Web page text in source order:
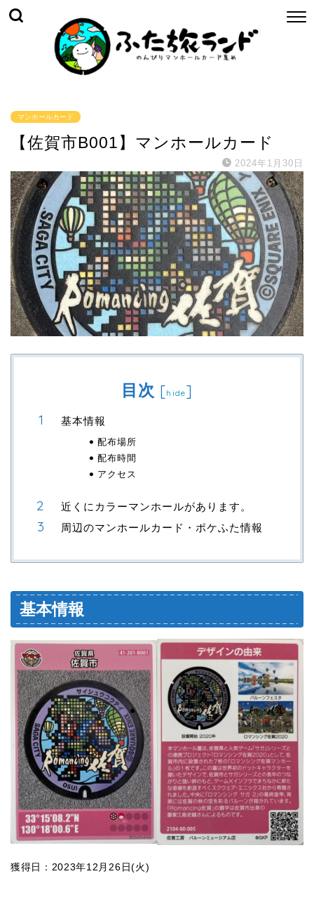
マンホールカード
【佐賀市B001】マンホールカード
2024年1月30日
目次 [hide]
基本情報
配布場所
配布時間
アクセス
近くにカラーマンホールがあります。
周辺のマンホールカード・ポケふた情報
基本情報
獲得日：2023年12月26日(火)